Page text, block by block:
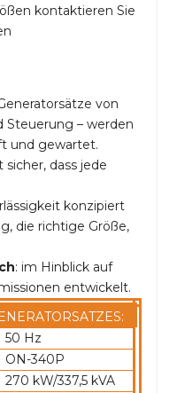
kontaktieren Sie
von
Steuerung – werden
und gewartet.
dass jede
konzipiert
die richtige Größe,
: im Hinblick auf
entwickelt.
50 Hz
ON-340P
270 kW/337,5 kVA